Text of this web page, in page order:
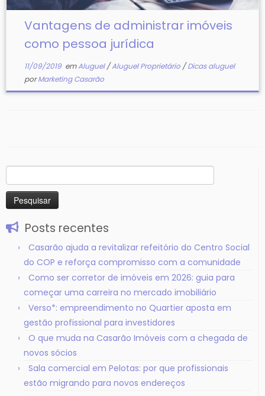
Vantagens de administrar imóveis
como pessoa jurídica
11/09/2019emAluguel/Aluguel Proprietário /Dicas aluguel
porMarketing Casarão
por:
Posts recentes
Casarão ajuda a revitalizar refeitório do Centro Social
do COP e reforça compromisso com a comunidade
Como ser corretor de imóveis em 2026: guia para
começar uma carreira no mercado imobiliário
Verso*: empreendimento no Quartier aposta em
gestão profissional para investidores
O que muda na Casarão Imóveis com a chegada de
novos sócios
Sala comercial em Pelotas: por que profissionais
estão migrando para novos endereços